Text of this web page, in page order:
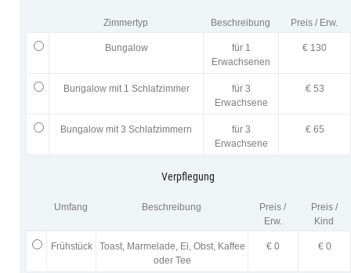
Zimmertyp Beschreibung Preis / Erw.
Bungalow
für 1
Erwachsenen
€ 130
Bungalow mit 1 Schlafzimmer
für 3
Erwachsene
€ 53
Bungalow mit 3 Schlafzimmern
für 3
Erwachsene
€ 65
Verpflegung
Umfang Beschreibung
Preis /
Erw.
Preis /
Kind
Frühstück
Toast, Marmelade, Ei, Obst, Kaffee
oder Tee
€ 0 € 0